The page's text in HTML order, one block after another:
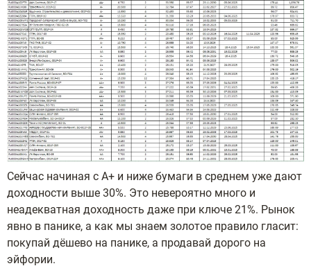
Сейчас начиная с A+ и ниже бумаги в среднем уже дают
доходности выше 30%. Это невероятно много и
неадекватная доходность даже при ключе 21%. Рынок
явно в панике, а как мы знаем золотое правило гласит:
покупай дёшево на панике, а продавай дорого на
эйфории.